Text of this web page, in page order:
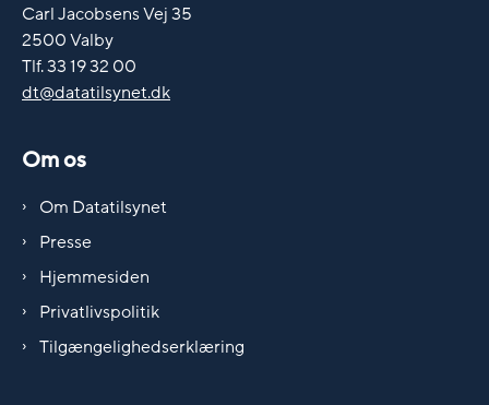
Carl Jacobsens Vej 35
2500 Valby
Tlf. 33 19 32 00
dt@datatilsynet.dk
Om os
Om Datatilsynet
Presse
Hjemmesiden
Privatlivspolitik
Tilgængelighedserklæring